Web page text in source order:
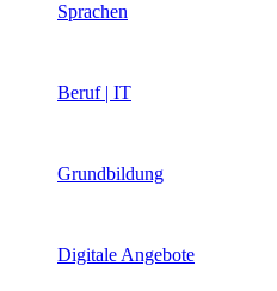
Sprachen
Beruf | IT
Grundbildung
Digitale Angebote